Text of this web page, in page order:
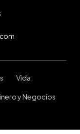
Vida
y Negocios